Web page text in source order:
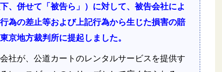
、併せて「被告ら」）に対して、被告会社によ
為の差止等および上記行為から生じた損害の賠
京地方裁判所に提起しました。
社が、公道カートのレンタルサービスを提供す